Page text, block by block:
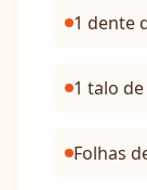
1 dente
1 talo
Folhas